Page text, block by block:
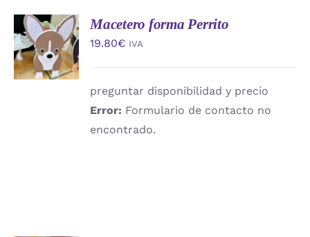
AÑADIR
AL
CARRITO
DETALLES
Macetero forma Perrito
19.80€ IVA
preguntar disponibilidad y precio
Error: Formulario de contacto no
encontrado.